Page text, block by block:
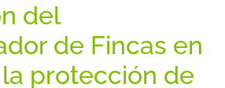
del
de Fincas en
protección de